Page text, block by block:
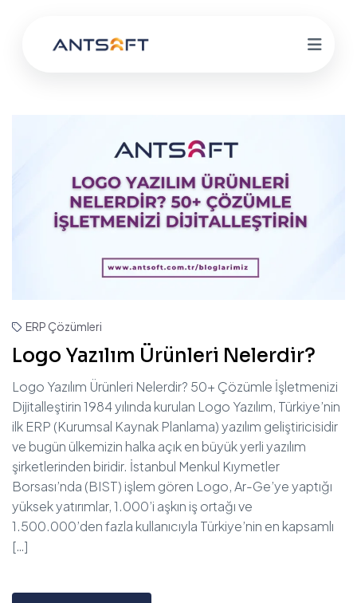
ERP Çözümleri
Logo Yazılım Ürünleri Nelerdir?
Logo Yazılım Ürünleri Nelerdir? 50+ Çözümle İşletmenizi
Dijitalleştirin 1984 yılında kurulan Logo Yazılım, Türkiye’nin
ilk ERP (Kurumsal Kaynak Planlama) yazılım geliştiricisidir
ve bugün ülkemizin halka açık en büyük yerli yazılım
şirketlerinden biridir. İstanbul Menkul Kıymetler
Borsası’nda (BIST) işlem gören Logo, Ar-Ge’ye yaptığı
yüksek yatırımlar, 1.000’i aşkın iş ortağı ve
1.500.000’den fazla kullanıcıyla Türkiye’nin en kapsamlı
[…]